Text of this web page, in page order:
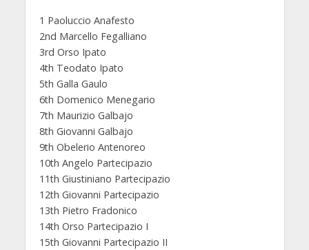
1 Paoluccio Anafesto
2nd Marcello Fegalliano
3rd Orso Ipato
4th Teodato Ipato
5th Galla Gaulo
6th Domenico Menegario
7th Maurizio Galbajo
8th Giovanni Galbajo
9th Obelerio Antenoreo
10th Angelo Partecipazio
11th Giustiniano Partecipazio
12th Giovanni Partecipazio
13th Pietro Fradonico
14th Orso Partecipazio I
15th Giovanni Partecipazio II